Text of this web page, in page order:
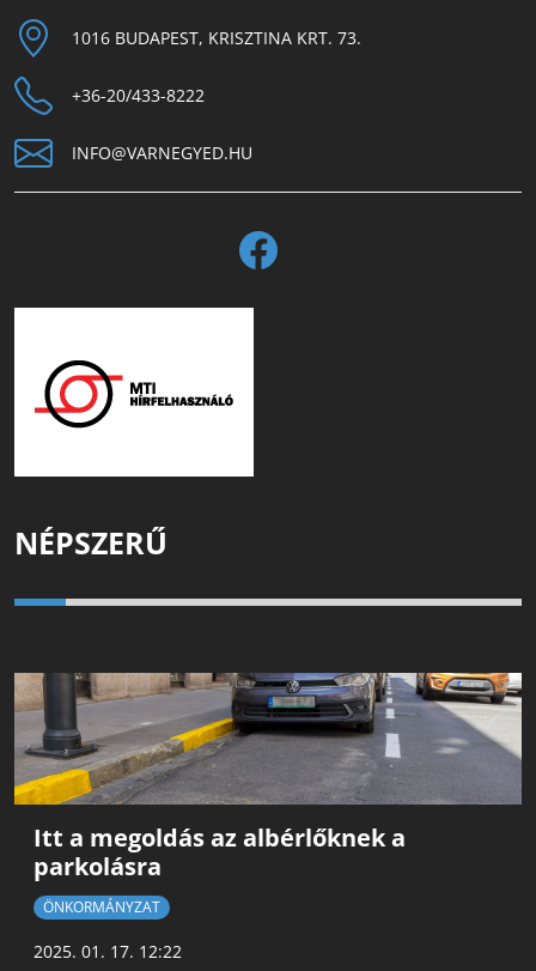
1016 BUDAPEST, KRISZTINA KRT. 73.
+36-20/433-8222
INFO@VARNEGYED.HU
NÉPSZERŰ
Itt a megoldás az albérlőknek a
parkolásra
ÖNKORMÁNYZAT
2025. 01. 17. 12:22